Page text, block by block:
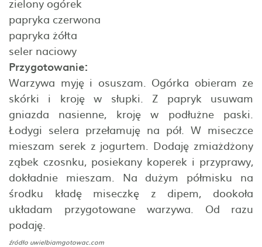
papryka czerwona
papryka żółta
seler naciowy
Przygotowanie:
Warzywa myję i osuszam. Ogórka obieram ze
skórki i kroję w słupki. Z papryk usuwam
gniazda nasienne, kroję w podłużne paski.
Łodygi selera przełamuję na pół. W miseczce
mieszam serek z jogurtem. Dodaję zmiażdżony
ząbek czosnku, posiekany koperek i przyprawy,
dokładnie mieszam. Na dużym półmisku na
środku kładę miseczkę z dipem, dookoła
układam przygotowane warzywa. Od razu
podaję.
źródło uwielbiamgotowac.com